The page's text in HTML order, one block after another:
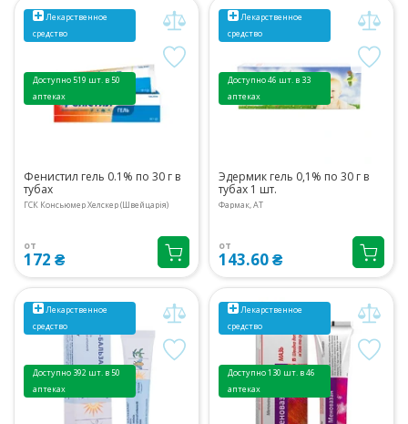
Лекарственное
средство
Доступно 519 шт. в 50
аптеках
Фенистил гель 0.1% по 30 г в
тубах
ГСК Консьюмер Хелскер (Швейцарія)
от
172 ₴
Лекарственное
средство
Доступно 46 шт. в 33
аптеках
Эдермик гель 0,1% по 30 г в
тубах 1 шт.
Фармак, АТ
от
143.60 ₴
Лекарственное
средство
Доступно 392 шт. в 50
аптеках
Лекарственное
средство
Доступно 130 шт. в 46
аптеках